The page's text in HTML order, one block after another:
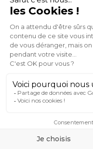
Canapé 2 places en tissu
(1)
- 10%
395,99 439,99